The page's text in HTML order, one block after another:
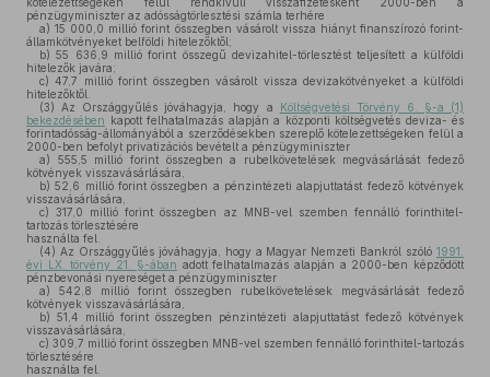
pénzügyminiszter az adósságtörlesztési számla terhére
a) 15 000,0 millió forint összegben vásárolt vissza hiányt finanszírozó forint-
államkötvényeket belföldi hitelezőktől;
b) 55 636,9 millió forint összegű devizahitel-törlesztést teljesített a külföldi
hitelezők javára;
c) 47,7 millió forint összegben vásárolt vissza devizakötvényeket a külföldi
hitelezőktől.
(3) Az Országgyűlés jóváhagyja, hogy a
Költségvetési Törvény 6. §-a (1)
bekezdésében kapott felhatalmazás alapján a központi költségvetés deviza- és
forintadósság-állományából a szerződésekben szereplő kötelezettségeken felül a
2000-ben befolyt privatizációs bevételt a pénzügyminiszter
a) 555,5 millió forint összegben a rubelkövetelések megvásárlását fedező
kötvények visszavásárlására,
b) 52,6 millió forint összegben a pénzintézeti alapjuttatást fedező kötvények
visszavásárlására,
c) 317,0 millió forint összegben az MNB-vel szemben fennálló forinthitel-
tartozás törlesztésére
használta fel.
(4) Az Országgyűlés jóváhagyja, hogy a Magyar Nemzeti Bankról szóló 1991.
évi LX. törvény 21. §-ában adott felhatalmazás alapján a 2000-ben képződött
pénzbevonási nyereséget a pénzügyminiszter
a) 542,8 millió forint összegben rubelkövetelések megvásárlását fedező
kötvények visszavásárlására,
b) 51,4 millió forint összegben pénzintézeti alapjuttatást fedező kötvények
visszavásárlására,
c) 309,7 millió forint összegben MNB-vel szemben fennálló forinthitel-tartozás
törlesztésére
használta fel.